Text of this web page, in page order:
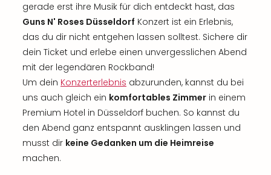
gerade erst ihre Musik für dich entdeckt hast, das
Guns N' Roses Düsseldorf Konzert ist ein Erlebnis,
das du dir nicht entgehen lassen solltest. Sichere dir
dein Ticket und erlebe einen unvergesslichen Abend
mit der legendären Rockband!
Um dein Konzerterlebnis abzurunden, kannst du bei
uns auch gleich ein komfortables Zimmer in einem
Premium Hotel in Düsseldorf buchen. So kannst du
den Abend ganz entspannt ausklingen lassen und
musst dir keine Gedanken um die Heimreise
machen.